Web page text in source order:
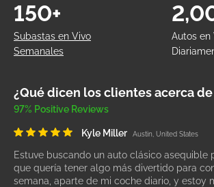
Subastas en Vivo
Semanales
150+
Autos en
¿Qué dicen los clientes acerca de
97% Positive Reviews
Kyle Miller Austin, United States
Estuve buscando un auto clásico asequible
que quería tener algo más divertido para
semana, aparte de mi coche diario, y estoy